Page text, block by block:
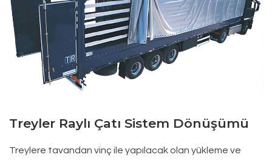
Treyler Raylı Çatı Sistem Dönüşümü
Treylere tavandan vinç ile yapılacak olan yükleme ve